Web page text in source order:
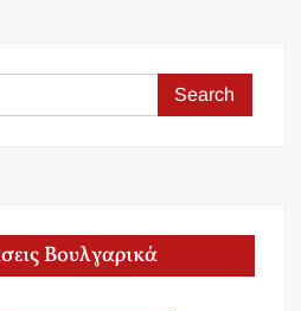
Search
for:
Βουλγαρικά